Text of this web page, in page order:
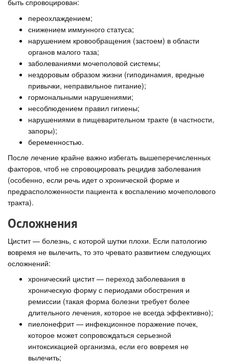
быть спровоцирован:
переохлаждением;
снижением иммунного статуса;
нарушением кровообращения (застоем) в области
органов малого таза;
заболеваниями мочеполовой системы;
нездоровым образом жизни (гиподинамия, вредные
привычки, неправильное питание);
гормональными нарушениями;
несоблюдением правил гигиены;
нарушениями в пищеварительном тракте (в частности,
запоры);
беременностью.
После лечение крайне важно избегать вышеперечисленных
факторов, чтоб не спровоцировать рецидив заболевания
(особенно, если речь идет о хронической форме и
предрасположенности пациента к воспалению мочеполового
тракта).
Осложнения
Цистит — болезнь, с которой шутки плохи. Если патологию
вовремя не вылечить, то это чревато развитием следующих
осложнений:
хронический цистит — переход заболевания в
хроническую форму с периодами обострения и
ремиссии (такая форма болезни требует более
длительного лечения, которое не всегда эффективно);
пиелонефрит — инфекционное поражение почек,
которое может сопровождаться серьезной
интоксикацией организма, если его вовремя не
вылечить;